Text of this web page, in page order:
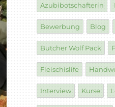
Azubibotschafterin
Bewerbung Blog
Butcher Wolf Pack
Fleischislife
Interview Kurse